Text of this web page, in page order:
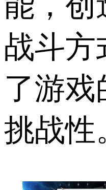
战斗方
了游戏
挑战性